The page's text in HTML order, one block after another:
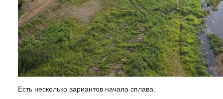
Есть несколько вариантов начала сплава.